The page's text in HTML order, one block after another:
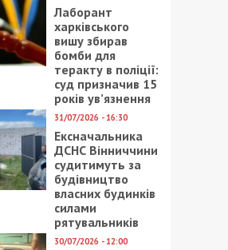
Лаборант
харківського
вишу збирав
бомби для
теракту в поліції:
суд призначив 15
років ув’язнення
31/07/2026 - 16:30
Ексначальника
ДСНС Вінниччини
судитимуть за
будівництво
власних будинків
силами
рятувальників
30/07/2026 - 12:00